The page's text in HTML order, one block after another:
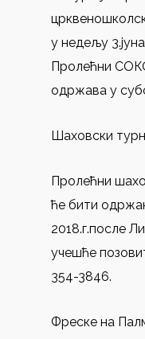
у недељу
Пролећни
одржава у
Шаховски
Пролећни
ће бити
2018.г.после
учешће
354-3846.
Фреске на